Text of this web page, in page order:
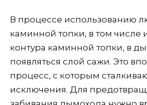
В процессе использованию
каминной топки, в том числе
контура каминной топки, в
появляться слой сажи. Это
процесс, с которым
исключения. Для